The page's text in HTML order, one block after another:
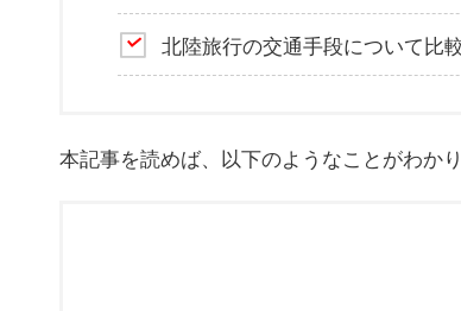
北陸旅行の交通手段について比
本記事を読めば、以下のようなことがわかり